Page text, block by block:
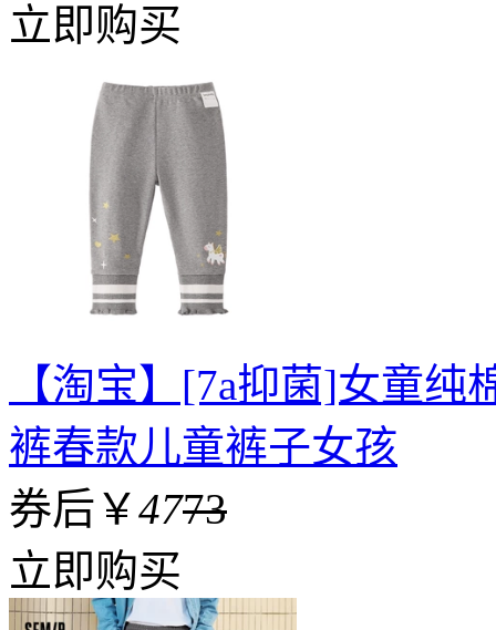
立即购买
【淘宝】[7a抑菌]女童
裤春款儿童裤子女孩
券后￥4773
立即购买